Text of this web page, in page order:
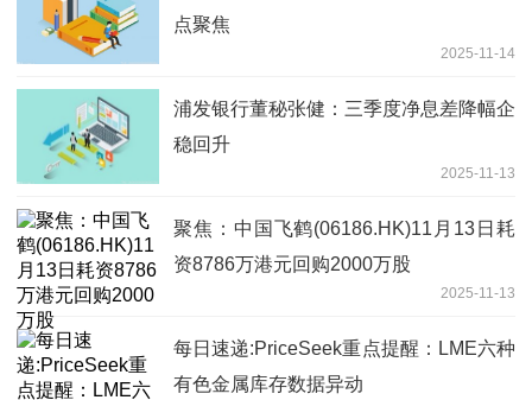
点聚焦
2025-11-14
浦发银行董秘张健：三季度净息差降幅企
稳回升
2025-11-13
聚焦：中国飞鹤(06186.HK)11月13日耗
资8786万港元回购2000万股
2025-11-13
每日速递:PriceSeek重点提醒：LME六种
有色金属库存数据异动